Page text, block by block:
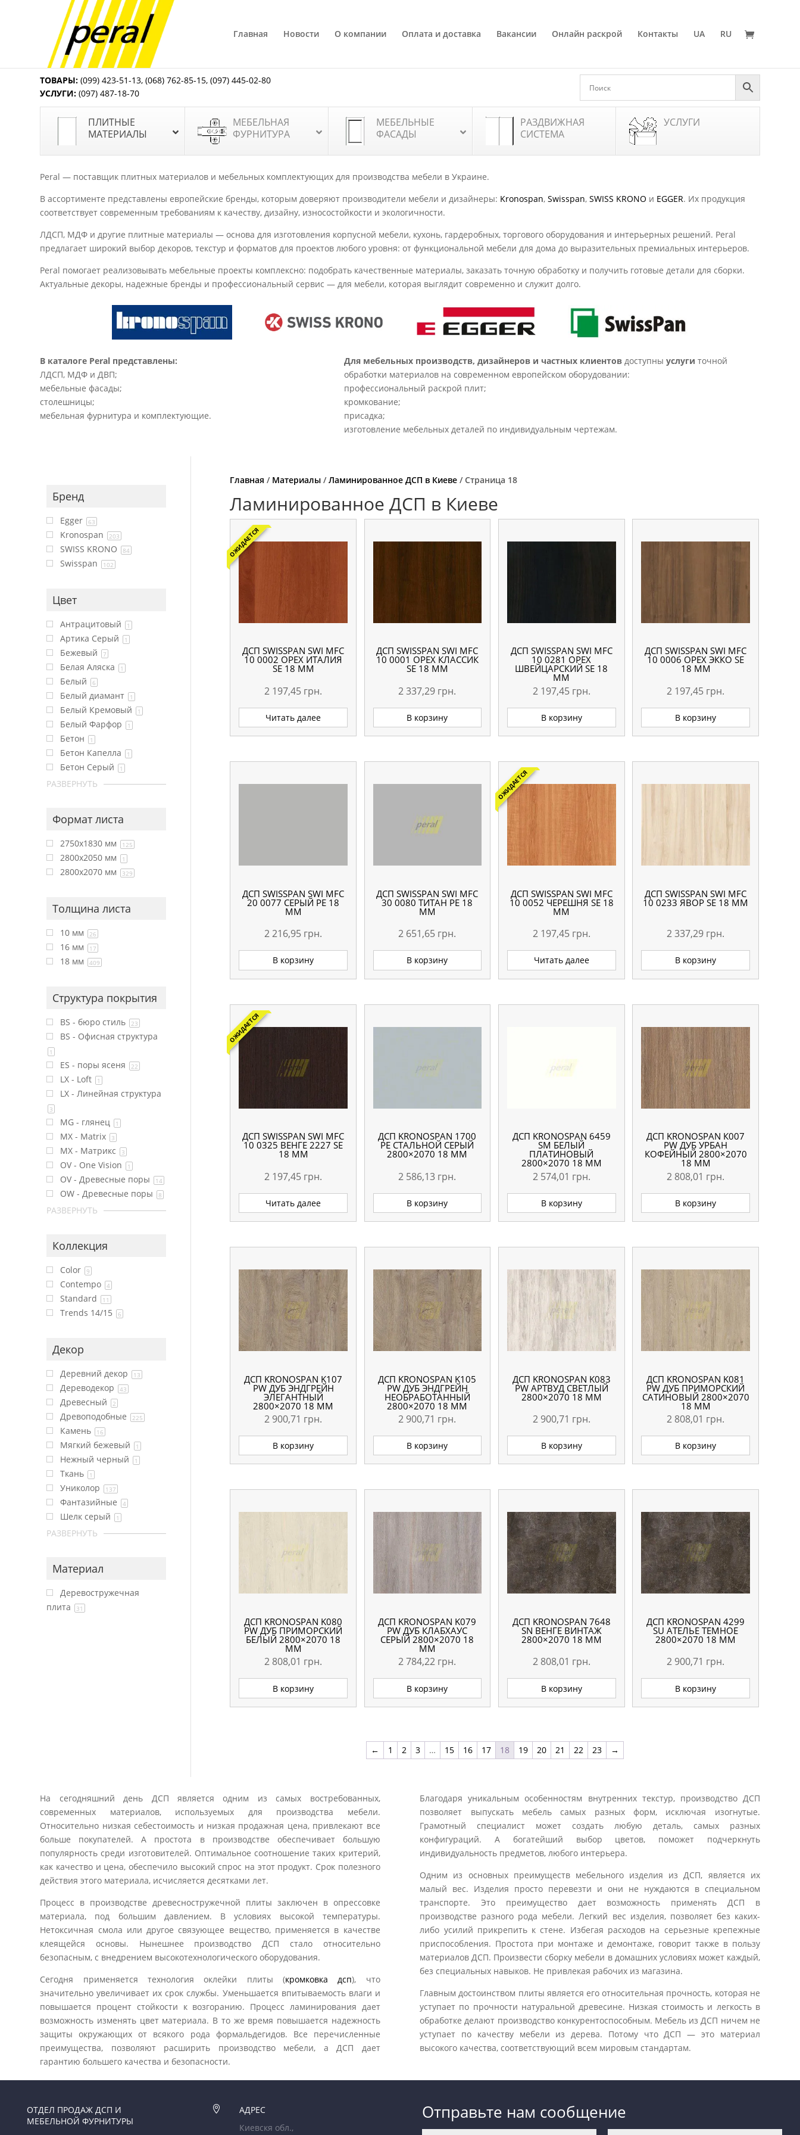
Главная Новости О компании Оплата и доставка Вакансии Онлайн раскрой Контакты UA RU
ТОВАРЫ: (099) 423-51-13,(068) 762-85-15,(097) 445-02-80
УСЛУГИ: (097) 487-18-70
ПЛИТНЫЕ
МАТЕРИАЛЫ
МЕБЕЛЬНАЯ
ФУРНИТУРА
МЕБЕЛЬНЫЕ
ФАСАДЫ
РАЗДВИЖНАЯ
СИСТЕМА
УСЛУГИ
Peral — поставщик плитных материалов и мебельных комплектующих для производства мебели в Украине.
В ассортименте представлены европейские бренды, которым доверяют производители мебели и дизайнеры: Kronospan,Swisspan,SWISS KRONO и EGGER. Их продукция
соответствует современным требованиям к качеству, дизайну, износостойкости и экологичности.
ЛДСП, МДФ и другие плитные материалы — основа для изготовления корпусной мебели, кухонь, гардеробных, торгового оборудования и интерьерных решений. Peral
предлагает широкий выбор декоров, текстур и форматов для проектов любого уровня: от функциональной мебели для дома до выразительных премиальных интерьеров.
Peral помогает реализовывать мебельные проекты комплексно: подобрать качественные материалы, заказать точную обработку и получить готовые детали для сборки.
Актуальные декоры, надежные бренды и профессиональный сервис — для мебели, которая выглядит современно и служит долго.
В каталоге Peral представлены:
ЛДСП, МДФ и ДВП;
мебельные фасады;
столешницы;
мебельная фурнитура и комплектующие.
Для мебельных производств, дизайнеров и частных клиентовдоступны услуги точной
обработки материалов на современном европейском оборудовании:
профессиональный раскрой плит;
кромкование;
присадка;
изготовление мебельных деталей по индивидуальным чертежам.
Главная / Материалы /Ламинированное ДСП в Киеве / Страница 18
Ламинированное ДСП в Киеве
ОЖИДАЕТСЯ
ДСП SWISSPAN SWI MFC
10 0002 ОРЕХ ИТАЛИЯ
SE 18 ММ
2 197,45 грн.
Читать далее
ДСП SWISSPAN SWI MFC
10 0001 ОРЕХ КЛАССИК
SE 18 ММ
2 337,29 грн.
В корзину
ДСП SWISSPAN SWI MFC
10 0281 ОРЕХ
ШВЕЙЦАРСКИЙ SE 18
ММ
2 197,45 грн.
В корзину
ДСП SWISSPAN SWI MFC
10 0006 ОРЕХ ЭККО SE
18 ММ
2 197,45 грн.
В корзину
ДСП SWISSPAN SWI MFC
20 0077 СЕРЫЙ PE 18
ММ
2 216,95 грн.
В корзину
ДСП SWISSPAN SWI MFC
30 0080 ТИТАН PE 18
ММ
2 651,65 грн.
В корзину
ОЖИДАЕТСЯ
ДСП SWISSPAN SWI MFC
10 0052 ЧЕРЕШНЯ SE 18
ММ
2 197,45 грн.
Читать далее
ДСП SWISSPAN SWI MFC
10 0233 ЯВОР SE 18 ММ
2 337,29 грн.
В корзину
ОЖИДАЕТСЯ
ДСП SWISSPAN SWI MFC
10 0325 ВЕНГЕ 2227 SE
18 ММ
2 197,45 грн.
Читать далее
ДСП KRONOSPAN 1700
PE СТАЛЬНОЙ СЕРЫЙ
2800×2070 18 ММ
2 586,13 грн.
В корзину
ДСП KRONOSPAN 6459
SM БЕЛЫЙ
ПЛАТИНОВЫЙ
2800×2070 18 ММ
2 574,01 грн.
В корзину
ДСП KRONOSPAN К007
PW ДУБ УРБАН
КОФЕЙНЫЙ 2800×2070
18 ММ
2 808,01 грн.
В корзину
ДСП KRONOSPAN K107
PW ДУБ ЭНДГРЕЙН
ЭЛЕГАНТНЫЙ
2800×2070 18 ММ
2 900,71 грн.
В корзину
ДСП KRONOSPAN K105
PW ДУБ ЭНДГРЕЙН
НЕОБРАБОТАННЫЙ
2800×2070 18 ММ
2 900,71 грн.
В корзину
ДСП KRONOSPAN K083
PW АРТВУД СВЕТЛЫЙ
2800×2070 18 ММ
2 900,71 грн.
В корзину
ДСП KRONOSPAN K081
PW ДУБ ПРИМОРСКИЙ
САТИНОВЫЙ 2800×2070
18 ММ
2 808,01 грн.
В корзину
ДСП KRONOSPAN K080
PW ДУБ ПРИМОРСКИЙ
БЕЛЫЙ 2800×2070 18
ММ
2 808,01 грн.
В корзину
ДСП KRONOSPAN K079
PW ДУБ КЛАБХАУС
СЕРЫЙ 2800×2070 18
ММ
2 784,22 грн.
В корзину
ДСП KRONOSPAN 7648
SN ВЕНГЕ ВИНТАЖ
2800×2070 18 ММ
2 808,01 грн.
В корзину
ДСП KRONOSPAN 4299
SU АТЕЛЬЕ ТЕМНОЕ
2800×2070 18 ММ
2 900,71 грн.
В корзину
← 1 2 3 … 15 16 17 18 19 20 21 22 23 →
Бренд
Egger 63
Kronospan 203
SWISS KRONO 84
Swisspan 102
Цвет
Антрацитовый 1
Артика Серый 1
Бежевый 7
Белая Аляска 1
Белый 6
Белый диамант 1
Белый Кремовый 1
Белый Фарфор 1
Бетон 1
Бетон Капелла 1
Бетон Серый 1
РАЗВЕРНУТЬ
Формат листа
2750x1830 мм 125
2800x2050 мм 1
2800x2070 мм 329
Толщина листа
10 мм 26
16 мм 17
18 мм 409
Структура покрытия
BS - бюро стиль 23
BS - Офисная структура
1
ES - поры ясеня 22
LX - Loft 1
LX - Линейная структура
3
MG - глянец 1
MX - Matrix 3
MX - Матрикс 3
OV - One Vision 1
OV - Древесные поры 14
OW - Древесные поры 8
РАЗВЕРНУТЬ
Коллекция
Color 9
Contempo 4
Standard 11
Trends 14/15 6
Декор
Деревний декор 13
Дереводекор 43
Древесный 2
Древоподобные 225
Камень 16
Мягкий бежевый 1
Нежный черный 1
Ткань 1
Униколор 137
Фантазийные 4
Шелк серый 1
РАЗВЕРНУТЬ
Материал
Деревостружечная
плита
31
На сегодняшний день ДСП является одним из самых востребованных,
современных материалов, используемых для производства мебели.
Относительно низкая себестоимость и низкая продажная цена, привлекают все
больше покупателей. А простота в производстве обеспечивает большую
популярность среди изготовителей. Оптимальное соотношение таких критерий,
как качество и цена, обеспечило высокий спрос на этот продукт. Срок полезного
действия этого материала, исчисляется десятками лет.
Процесс в производстве древесностружечной плиты заключен в опрессовке
материала, под большим давлением. В условиях высокой температуры.
Нетоксичная смола или другое связующее вещество, применяется в качестве
клеящейся основы. Нынешнее производство ДСП стало относительно
безопасным, с внедрением высокотехнологического оборудования.
Сегодня применяется технология оклейки плиты (кромковка дсп), что
значительно увеличивает их срок службы. Уменьшается впитываемость влаги и
повышается процент стойкости к возгоранию. Процесс ламинирования дает
возможность изменять цвет материала. В то же время повышается надежность
защиты окружающих от всякого рода формальдегидов. Все перечисленные
преимущества, позволяют расширить производство мебели, а ДСП дает
гарантию большего качества и безопасности.
Благодаря уникальным особенностям внутренних текстур, производство ДСП
позволяет выпускать мебель самых разных форм, исключая изогнутые.
Грамотный специалист может создать любую деталь, самых разных
конфигураций. А богатейший выбор цветов, поможет подчеркнуть
индивидуальность предметов, любого интерьера.
Одним из основных преимуществ мебельного изделия из ДСП, является их
малый вес. Изделия просто перевезти и они не нуждаются в специальном
транспорте. Это преимущество дает возможность применять ДСП в
производстве разного рода мебели. Легкий вес изделия, позволяет без каких-
либо усилий прикрепить к стене. Избегая расходов на серьезные крепежные
приспособления. Простота при монтаже и демонтаже, говорит также в пользу
материалов ДСП. Произвести сборку мебели в домашних условиях может каждый,
без специальных навыков. Не привлекая рабочих из магазина.
Главным достоинством плиты является его относительная прочность, которая не
уступает по прочности натуральной древесине. Низкая стоимость и легкость в
обработке делают производство конкурентоспособным. Мебель из ДСП ничем не
уступает по качеству мебели из дерева. Потому что ДСП — это материал
высокого качества, соответствующий всем мировым стандартам.
ОТДЕЛ ПРОДАЖ ДСП И
МЕБЕЛЬНОЙ ФУРНИТУРЫ

АДРЕС
Киевскя обл.,
Отправьте нам сообщение